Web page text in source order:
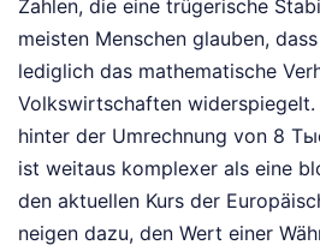
Zahlen, die eine trügerische
meisten Menschen glauben,
lediglich das mathematische
Volkswirtschaften
hinter der Umrechnung von 8
ist weitaus komplexer als eine
den aktuellen Kurs der
neigen dazu, den Wert einer